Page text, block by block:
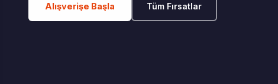
Keşfet Yeni Ürünler